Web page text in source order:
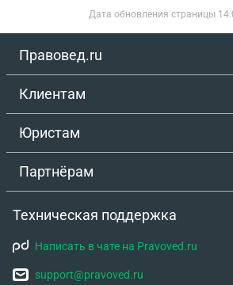
сделать чтобы и в доме были
Сейчас развод, надо доли хоть
дом 150 квадратов. Интересно
свою долю я оформлю на отца
Дата обновления страницы
Правовед.ru
Клиентам
Юристам
Партнёрам
Техническая поддержка
Написать в чате на Pravoved.ru
support@pravoved.ru